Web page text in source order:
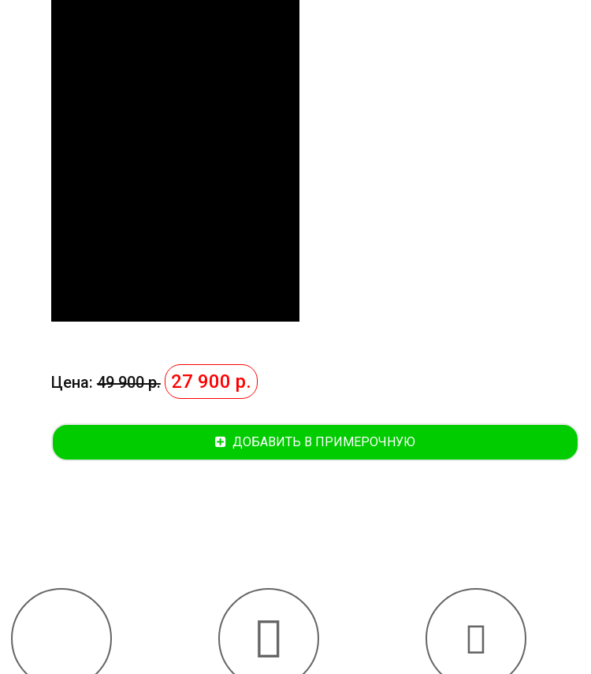
Цена:49 900 р. 27 900 р.
ДОБАВИТЬ В ПРИМЕРОЧНУЮ